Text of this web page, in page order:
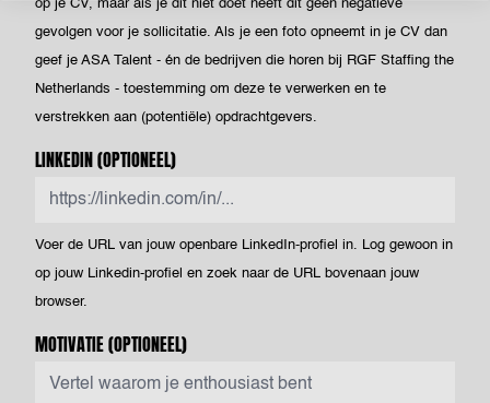
op je CV, maar als je dit niet doet heeft dit geen negatieve
gevolgen voor je sollicitatie. Als je een foto opneemt in je CV dan
geef je ASA Talent - én de bedrijven die horen bij RGF Staffing the
Netherlands - toestemming om deze te verwerken en te
verstrekken aan (potentiële) opdrachtgevers.
LINKEDIN(OPTIONEEL)
Voer de URL van jouw openbare LinkedIn-profiel in. Log gewoon in
op jouw Linkedin-profiel en zoek naar de URL bovenaan jouw
browser.
MOTIVATIE(OPTIONEEL)